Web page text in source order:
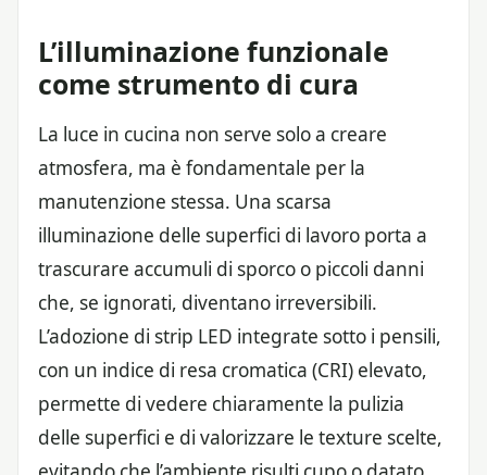
L’illuminazione funzionale
come strumento di cura
La luce in cucina non serve solo a creare
atmosfera, ma è fondamentale per la
manutenzione stessa. Una scarsa
illuminazione delle superfici di lavoro porta a
trascurare accumuli di sporco o piccoli danni
che, se ignorati, diventano irreversibili.
L’adozione di strip LED integrate sotto i pensili,
con un indice di resa cromatica (CRI) elevato,
permette di vedere chiaramente la pulizia
delle superfici e di valorizzare le texture scelte,